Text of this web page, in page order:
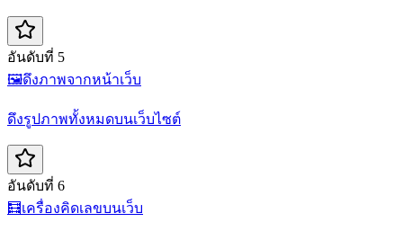
อันดับที่ 5
🖼️ดึงภาพจากหน้าเว็บ
ดึงรูปภาพทั้งหมดบนเว็บไซต์
อันดับที่ 6
🧮เครื่องคิดเลขบนเว็บ